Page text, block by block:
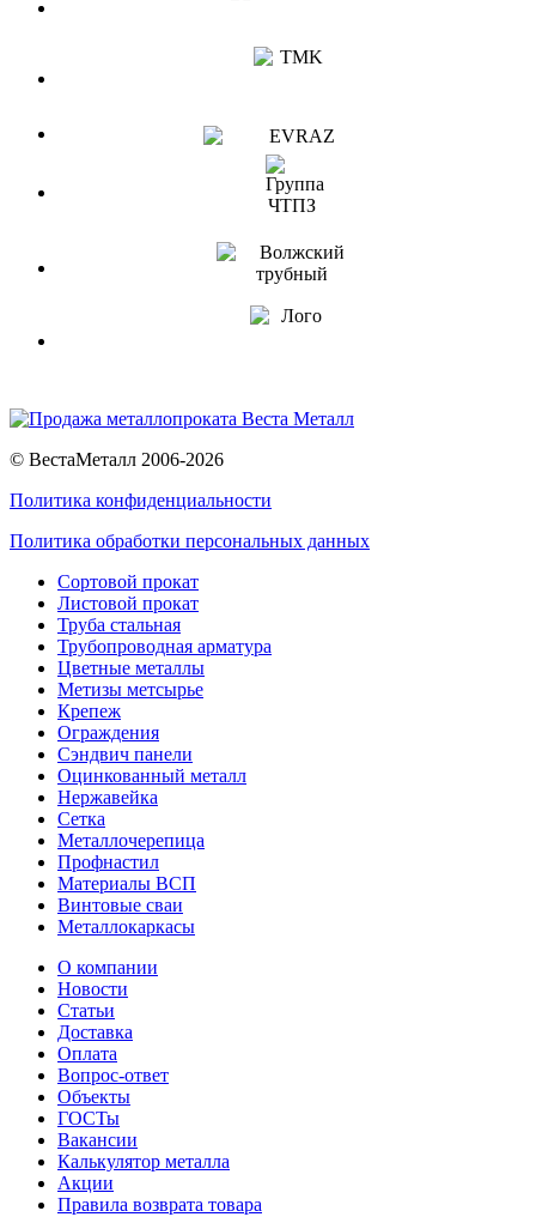
© ВестаМеталл 2006-2026
Политика конфиденциальности
Политика обработки персональных данных
Сортовой прокат
Листовой прокат
Труба стальная
Трубопроводная арматура
Цветные металлы
Метизы метсырье
Крепеж
Ограждения
Сэндвич панели
Оцинкованный металл
Нержавейка
Сетка
Металлочерепица
Профнастил
Материалы ВСП
Винтовые сваи
Металлокаркасы
О компании
Новости
Статьи
Доставка
Оплата
Вопрос-ответ
Объекты
ГОСТы
Вакансии
Калькулятор металла
Акции
Правила возврата товара